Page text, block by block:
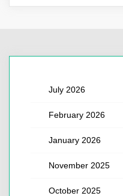
July 2026
February 2026
January 2026
November 2025
October 2025